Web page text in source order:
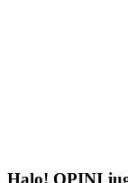
Halo! OPINI